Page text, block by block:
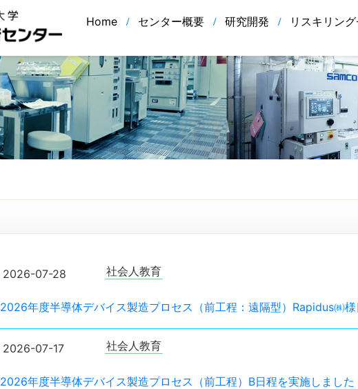
Home センター概要 研究開発 リスキリン
2026-07-28 社会人教育
2026年度半導体デバイス製造プロセス（前工程：遠隔型）Rapidus㈱
2026-07-17 社会人教育
2026年度半導体デバイス製造プロセス（前工程）B日程を実施しました